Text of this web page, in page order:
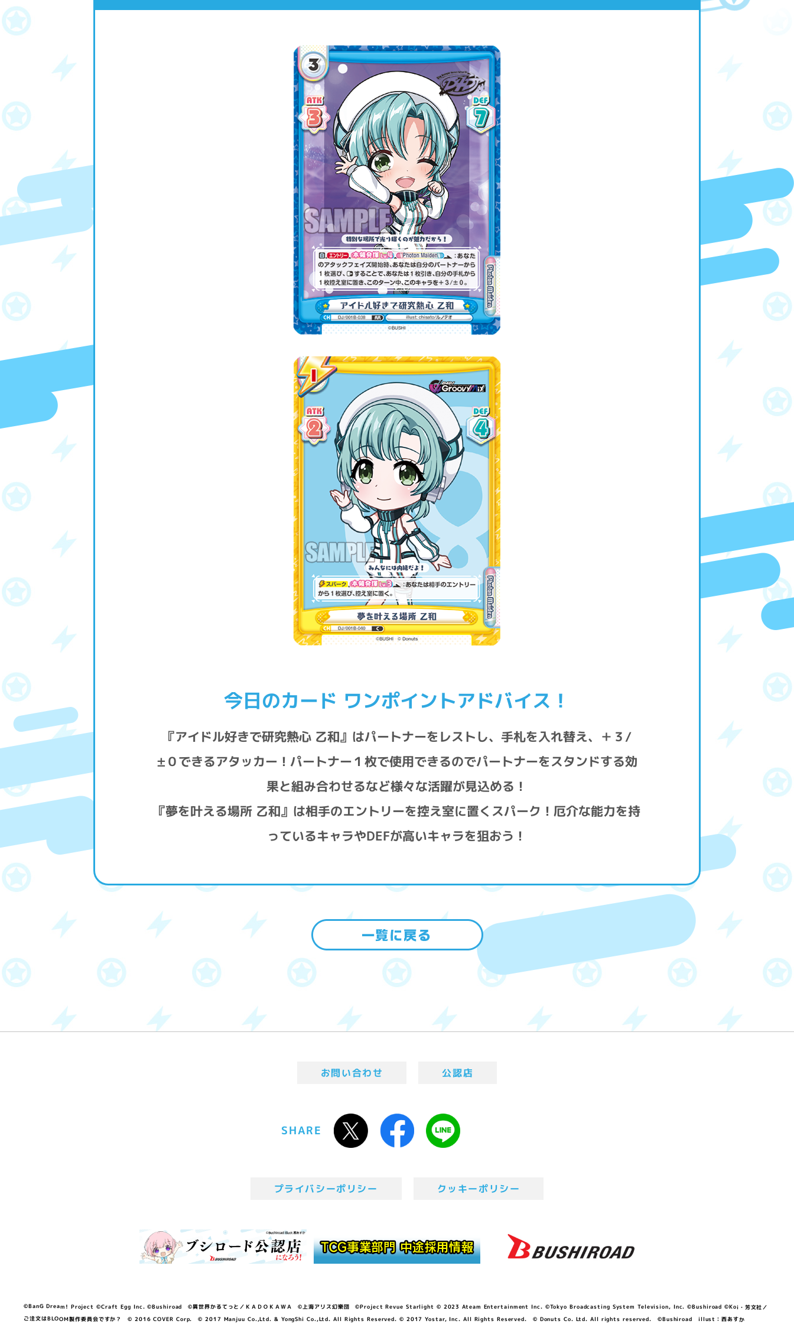
今日のカード ワンポイントアドバイス！
『アイドル好きで研究熱心 乙和』はパートナーをレストし、手札を入れ替え、＋３/
±０できるアタッカー！パートナー１枚で使用できるのでパートナーをスタンドする効
果と組み合わせるなど様々な活躍が見込める！
『夢を叶える場所 乙和』は相手のエントリーを控え室に置くスパーク！厄介な能力を持
っているキャラやDEFが高いキャラを狙おう！
お問い合わせ 公認店
SHARE
プライバシーポリシー クッキーポリシー
©BanG Dream! Project ©Craft Egg Inc. ©Bushiroad ©異世界かるてっと／ＫＡＤＯＫＡＷＡ ©上海アリス幻樂団 ©Project Revue Starlight © 2023 Ateam Entertainment Inc. ©Tokyo Broadcasting System Television, Inc. ©Bushiroad ©Koi・芳文社／
ご注文はBLOOM製作委員会ですか？ © 2016 COVER Corp. © 2017 Manjuu Co.,Ltd. & YongShi Co.,Ltd. All Rights Reserved. © 2017 Yostar, Inc. All Rights Reserved. © Donuts Co. Ltd. All rights reserved. ©Bushiroad illust：西あすか